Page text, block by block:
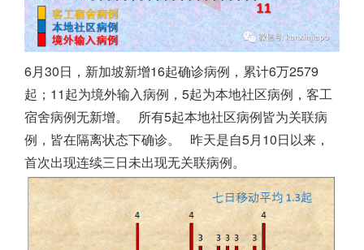
6月30日， 新加坡新增16起确诊病例，累计6万2579
起；11起为境外输入病例，5起为本地社区病例，客工
宿舍病例无新增。
所有5起本地社区病例皆为关联病
例，皆在隔离状态下确诊。
昨天是自5月10日以来，
首次出现连续三日未出现无关联病例。